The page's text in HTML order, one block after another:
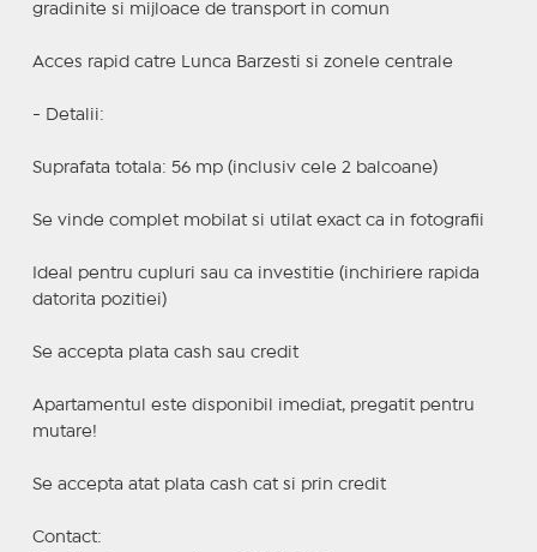
gradinite si mijloace de transport in comun
Acces rapid catre Lunca Barzesti si zonele centrale
- Detalii:
Suprafata totala: 56 mp (inclusiv cele 2 balcoane)
Se vinde complet mobilat si utilat exact ca in fotografii
Ideal pentru cupluri sau ca investitie (inchiriere rapida
datorita pozitiei)
Se accepta plata cash sau credit
Apartamentul este disponibil imediat, pregatit pentru
mutare!
Se accepta atat plata cash cat si prin credit
Contact: